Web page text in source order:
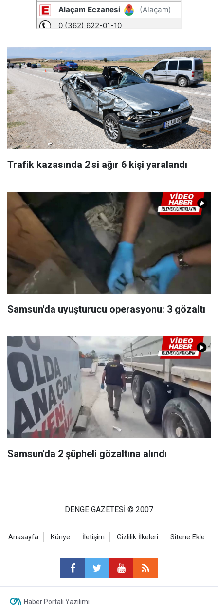
Trafik kazasında 2'si ağır 6 kişi yaralandı
Samsun'da uyuşturucu operasyonu: 3 gözaltı
Samsun'da 2 şüpheli gözaltına alındı
DENGE GAZETESİ © 2007
Anasayfa Künye İletişim Gizlilik İlkeleri Sitene Ekle
Haber Portalı Yazılımı